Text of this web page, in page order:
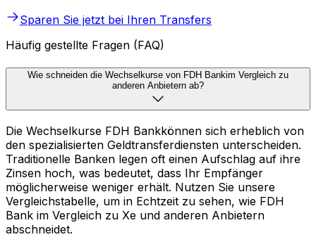
Sparen Sie jetzt bei Ihren Transfers
Häufig gestellte Fragen (FAQ)
Wie schneiden die Wechselkurse von FDH Bankim Vergleich zu
anderen Anbietern ab?
Die Wechselkurse FDH Bankkönnen sich erheblich von
den spezialisierten Geldtransferdiensten unterscheiden.
Traditionelle Banken legen oft einen Aufschlag auf ihre
Zinsen hoch, was bedeutet, dass Ihr Empfänger
möglicherweise weniger erhält. Nutzen Sie unsere
Vergleichstabelle, um in Echtzeit zu sehen, wie FDH
Bank im Vergleich zu Xe und anderen Anbietern
abschneidet.